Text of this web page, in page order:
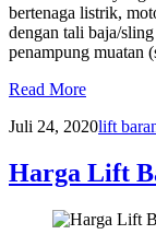
bertenaga listrik,
dengan tali baja/
penampung muatan
Read More
Juli 24, 2020lift
Harga Lift